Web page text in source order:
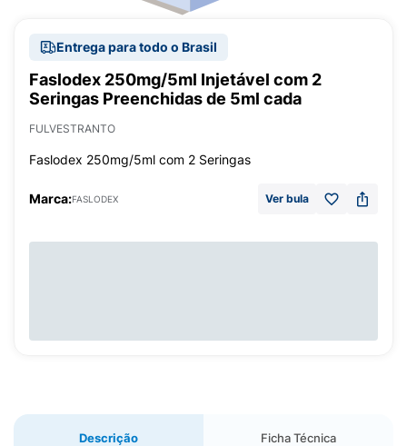
Entrega para todo o Brasil
Faslodex 250mg/5ml Injetável com 2
Seringas Preenchidas de 5ml cada
FULVESTRANTO
Faslodex 250mg/5ml com 2 Seringas
Marca:FASLODEX Ver bula
Descrição Ficha Técnica